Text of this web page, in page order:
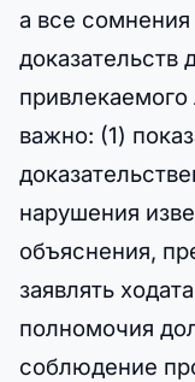
а все сомнения
доказательств
важно: (1)
нарушения
объяснения,
заявлять
полномочия
соблюдение